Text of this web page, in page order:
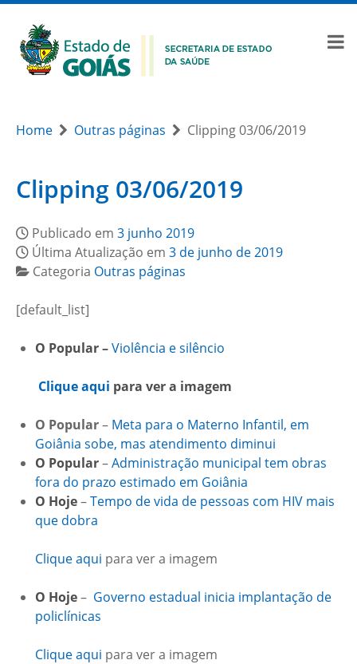
Home Outras páginas Clipping 03/06/2019
Clipping 03/06/2019
Publicado em 3 junho 2019
Última Atualização em 3 de junho de 2019
Categoria Outras páginas
[default_list]
O Popular –Violência e silêncio
Clique aqui para ver a imagem
O Popular– Meta para o Materno Infantil, em
Goiânia sobe, mas atendimento diminui
O Popular–Administração municipal tem obras
fora do prazo estimado em Goiânia
O Hoje–Tempo de vida de pessoas com HIV mais
que dobra
Clique aqui para ver a imagem
O Hoje– Governo estadual inicia implantação de
policlínicas
Clique aqui para ver a imagem